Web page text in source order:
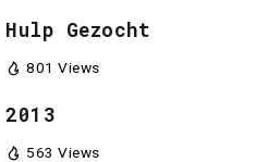
Hulp Gezocht
801 Views
2013
563 Views